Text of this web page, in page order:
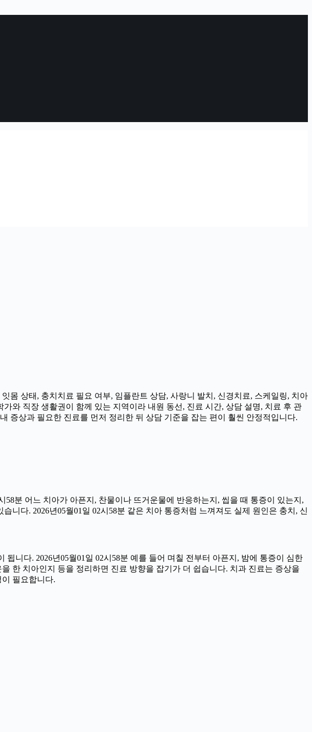
몸 상태, 충치치료 필요 여부, 임플란트 상담, 사랑니 발치, 신경치료, 스케일링, 치아
와 직장 생활권이 함께 있는 지역이라 내원 동선, 진료 시간, 상담 설명, 치료 후 관
증상과 필요한 진료를 먼저 정리한 뒤 상담 기준을 잡는 편이 훨씬 안정적입니다.
분 어느 치아가 아픈지, 찬물이나 뜨거운물에 반응하는지, 씹을 때 통증이 있는지,
니다. 2026년05월01일 02시58분 같은 치아 통증처럼 느껴져도 실제 원인은 충치, 신
니다. 2026년05월01일 02시58분 예를 들어 며칠 전부터 아픈지, 밤에 통증이 심한
한 치아인지 등을 정리하면 진료 방향을 잡기가 더 쉽습니다. 치과 진료는 증상을
필요합니다.